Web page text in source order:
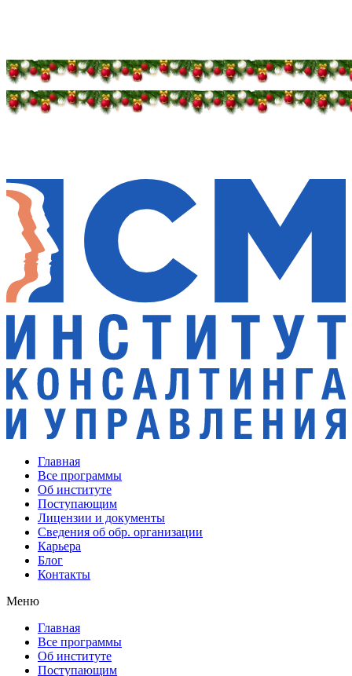
Главная
Все программы
Об институте
Поступающим
Лицензии и документы
Сведения об обр. организации
Карьера
Блог
Контакты
Меню
Главная
Все программы
Об институте
Поступающим